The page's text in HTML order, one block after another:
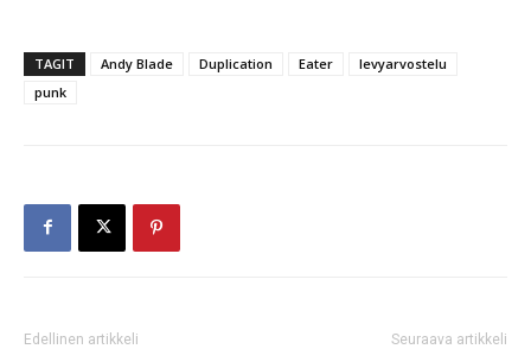
TAGIT Andy Blade Duplication Eater
levyarvostelu
punk
Edellinen artikkeli Seuraava artikkeli